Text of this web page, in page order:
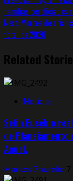
famílias beneficiadas
Next: Mortes de
total de 2020
Related
Notícias
Sefin Eusébio
de Planejamento
Anual.
Markos Zaurelio 7